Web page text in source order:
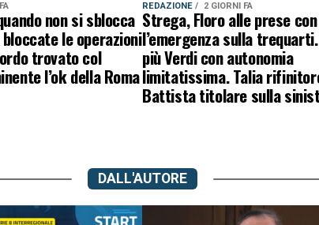
non si sblocca
le operazioni
trovato col
l’ok della Roma
REDAZIONE 2 GIORNI FA
Strega, Floro alle prese con
l’emergenza sulla
più Verdi con autonomia
limitatissima. Talia
Battista titolare sulla
DALL'AUTORE